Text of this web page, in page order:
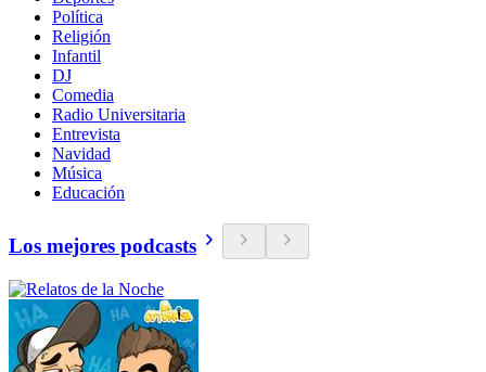
Política
Religión
Infantil
DJ
Comedia
Radio Universitaria
Entrevista
Navidad
Música
Educación
Los mejores podcasts